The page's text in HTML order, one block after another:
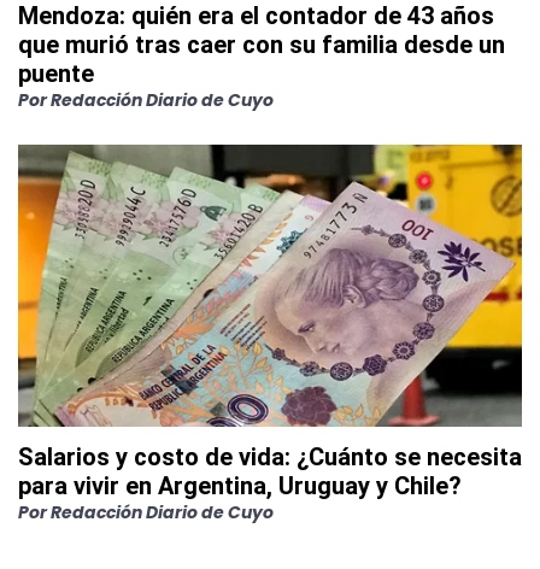
Mendoza: quién era el contador de 43 años
que murió tras caer con su familia desde un
puente
PorRedacción Diario de Cuyo
Salarios y costo de vida: ¿Cuánto se necesita
para vivir en Argentina, Uruguay y Chile?
PorRedacción Diario de Cuyo